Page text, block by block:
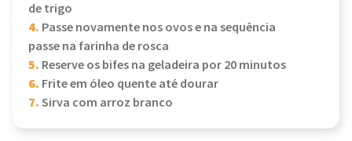
de trigo
4. Passe novamente nos ovos e na sequência
passe na farinha de rosca
5. Reserve os bifes na geladeira por 20 minutos
6. Frite em óleo quente até dourar
7.Sirva com arroz branco